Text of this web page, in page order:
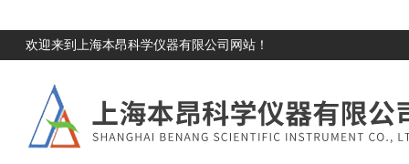
欢迎来到上海本昂科学仪器有限公司网站！